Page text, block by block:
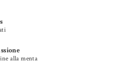
alla menta